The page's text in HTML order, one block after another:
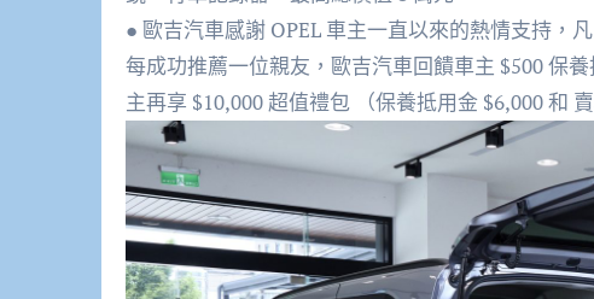
● 歐吉汽車感謝 OPEL 車主一直以來的熱情支持，凡
每成功推薦一位親友，歐吉汽車回饋車主 $500保養
主再享 $10,000 超值禮包 （保養抵用金 $6,000和